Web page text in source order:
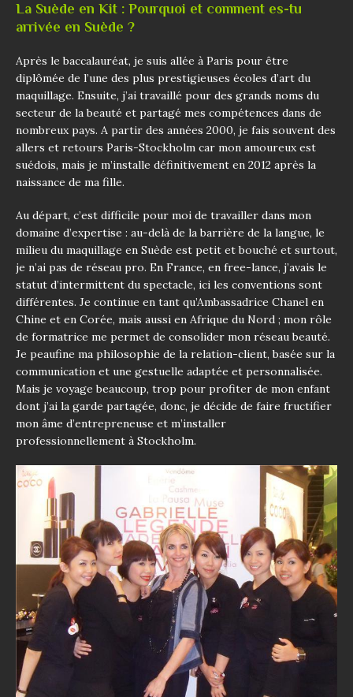
La Suède en Kit : Pourquoi et comment es-tu
arrivée en Suède ?
Après le baccalauréat, je suis allée à Paris pour être
diplômée de l’une des plus prestigieuses écoles d’art du
maquillage. Ensuite, j’ai travaillé pour des grands noms du
secteur de la beauté et partagé mes compétences dans de
nombreux pays. A partir des années 2000, je fais souvent des
allers et retours Paris-Stockholm car mon amoureux est
suédois, mais je m’installe définitivement en 2012 après la
naissance de ma fille.
Au départ, c’est difficile pour moi de travailler dans mon
domaine d’expertise : au-delà de la barrière de la langue, le
milieu du maquillage en Suède est petit et bouché et surtout,
je n’ai pas de réseau pro. En France, en free-lance, j’avais le
statut d’intermittent du spectacle, ici les conventions sont
différentes. Je continue en tant qu’Ambassadrice Chanel en
Chine et en Corée, mais aussi en Afrique du Nord ; mon rôle
de formatrice me permet de consolider mon réseau beauté.
Je peaufine ma philosophie de la relation-client, basée sur la
communication et une gestuelle adaptée et personnalisée.
Mais je voyage beaucoup, trop pour profiter de mon enfant
dont j’ai la garde partagée, donc, je décide de faire fructifier
mon âme d’entrepreneuse et m’installer
professionnellement à Stockholm.